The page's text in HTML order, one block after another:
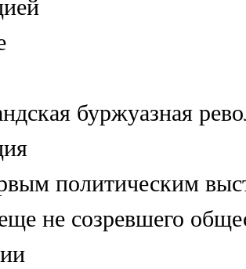
буржуазная
политическим
не созревшего